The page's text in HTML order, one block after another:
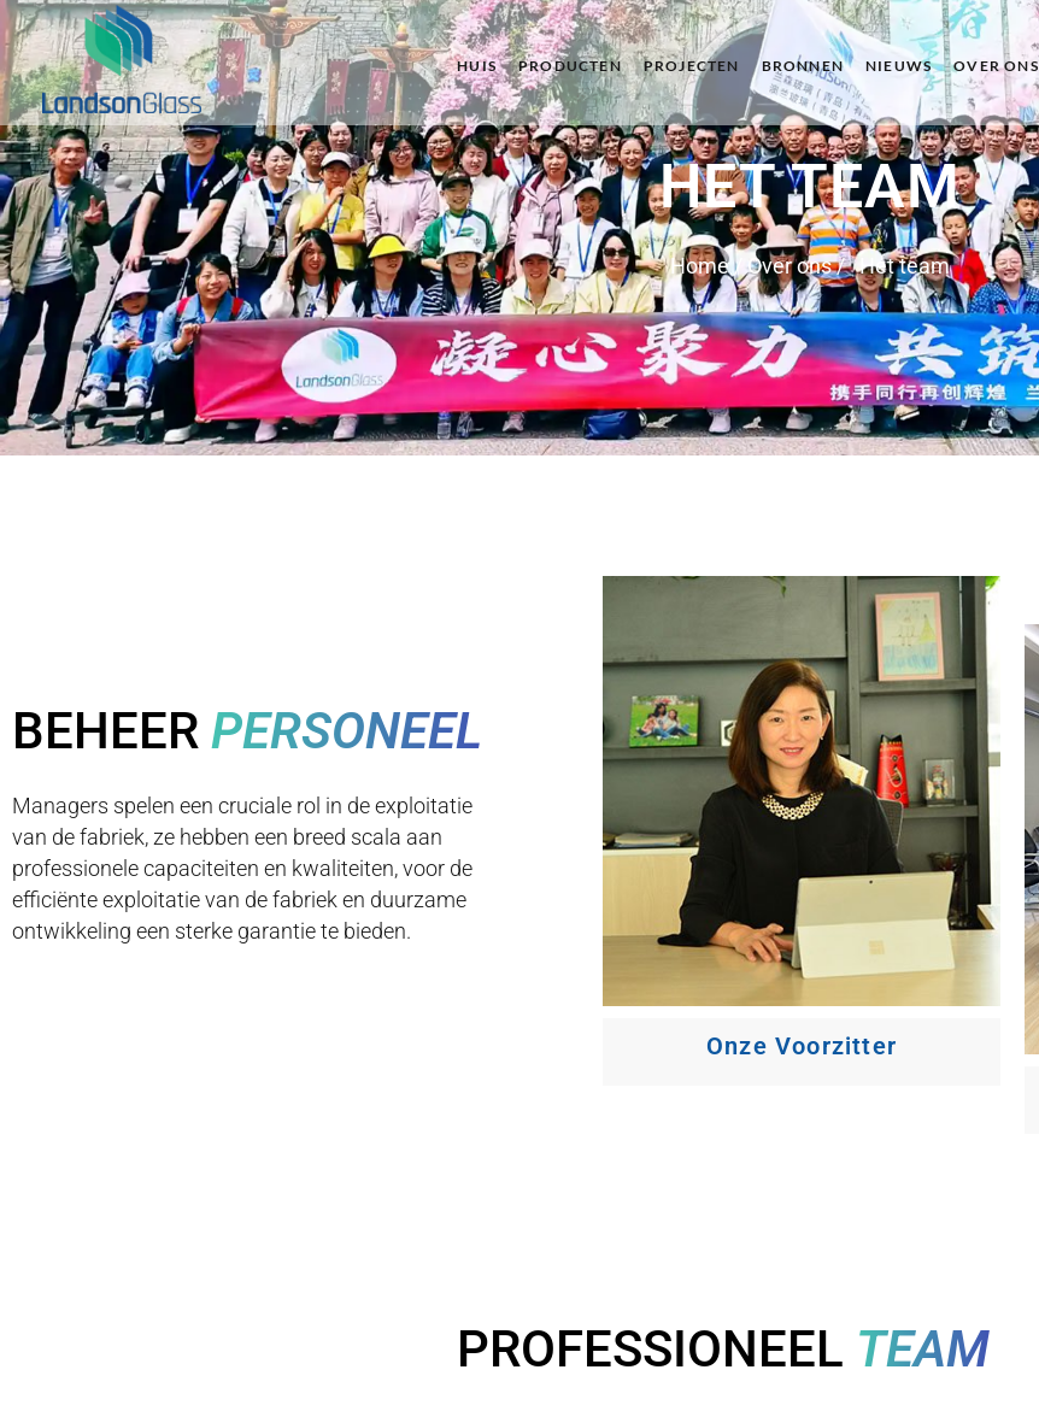
HUIS PRODUCTEN PROJECTEN BRONNEN NIEUWS OVER ONS
HET TEAM
Home/ Over ons/ Het team
BEHEER PERSONEEL
Managers spelen een cruciale rol in de exploitatie
van de fabriek, ze hebben een breed scala aan
professionele capaciteiten en kwaliteiten, voor de
efficiënte exploitatie van de fabriek en duurzame
ontwikkeling een sterke garantie te bieden.
Onze Voorzitter
PROFESSIONEEL TEAM